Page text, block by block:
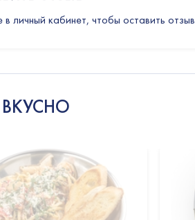
в личный кабинет, чтобы оставить отзыв